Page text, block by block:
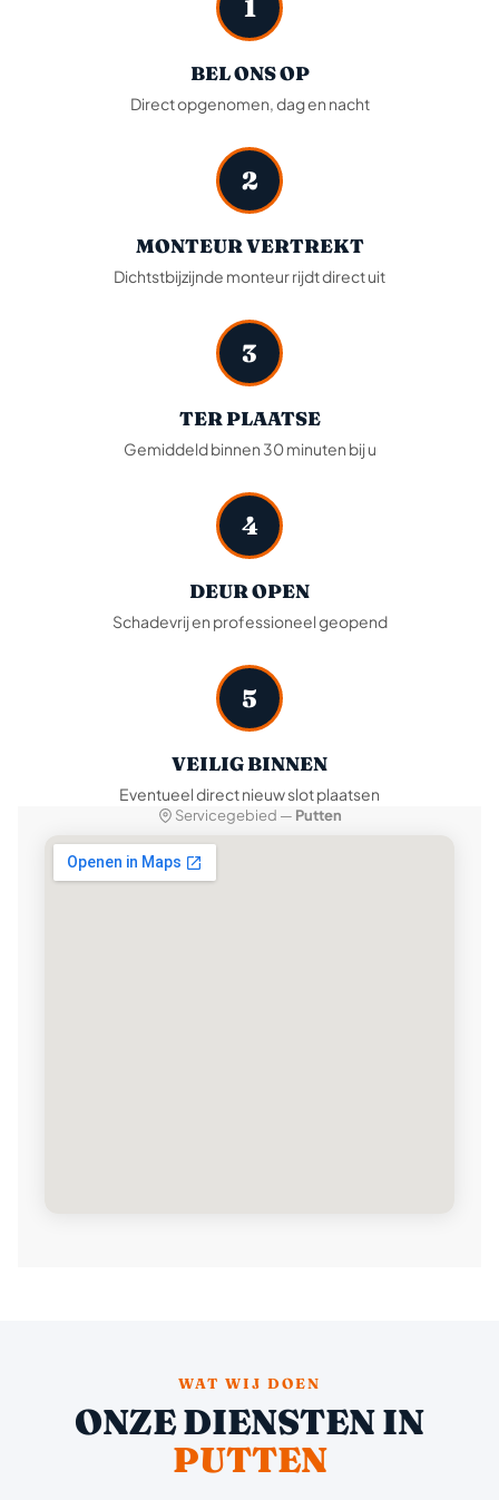
1
BEL ONS OP
Direct opgenomen, dag en nacht
2
MONTEUR VERTREKT
Dichtstbijzijnde monteur rijdt direct uit
3
TER PLAATSE
Gemiddeld binnen 30 minuten bij u
4
DEUR OPEN
Schadevrij en professioneel geopend
5
VEILIG BINNEN
Eventueel direct nieuw slot plaatsen
Servicegebied — Putten
WAT WIJ DOEN
ONZE DIENSTEN IN
PUTTEN